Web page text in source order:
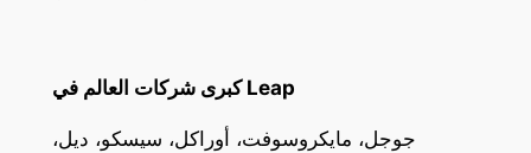
كبرى شركات العالم في Leap
جوجل، مايكروسوفت، أوراكل، سيسكو، ديل،